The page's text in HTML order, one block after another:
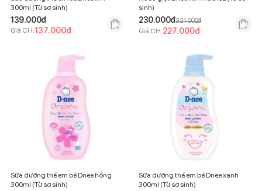
300ml (Từ sơ sinh)
139.000đ
Giá CH:137.000đ
sinh)
230.000đ321.000đ
Giá CH:227.000đ
Sữa dưỡng thể em bé Dnee hồng
300ml (Từ sơ sinh)
Sữa dưỡng thể em bé Dnee xanh
300ml (Từ sơ sinh)